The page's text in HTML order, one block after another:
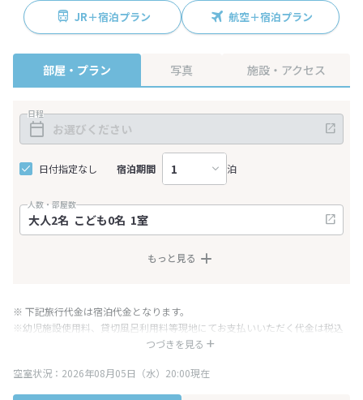
JR＋宿泊プラン 航空＋宿泊プラン
部屋・プラン 写真 施設・アクセス
日程
日付指定なし 宿泊期間 泊
人数・部屋数
もっと見る
つづきを見る
※ 下記旅行代金は宿泊代金となります。
※幼児施設使用料、貸切風呂利用料等現地にてお支払いいただく代金は税込
み表記となりますが、消費税増税に伴い代金が一部変更となる場合がござい
※表示されている旅行代金・プラン内容は一定時間ごとに更新されます。最
終確認画面でご確認ください。
空室状況：2026年08月05日（水）20:00現在